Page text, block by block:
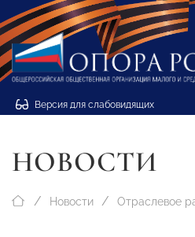
Версия для слабовидящих
НОВОСТИ
Новости Отраслевое